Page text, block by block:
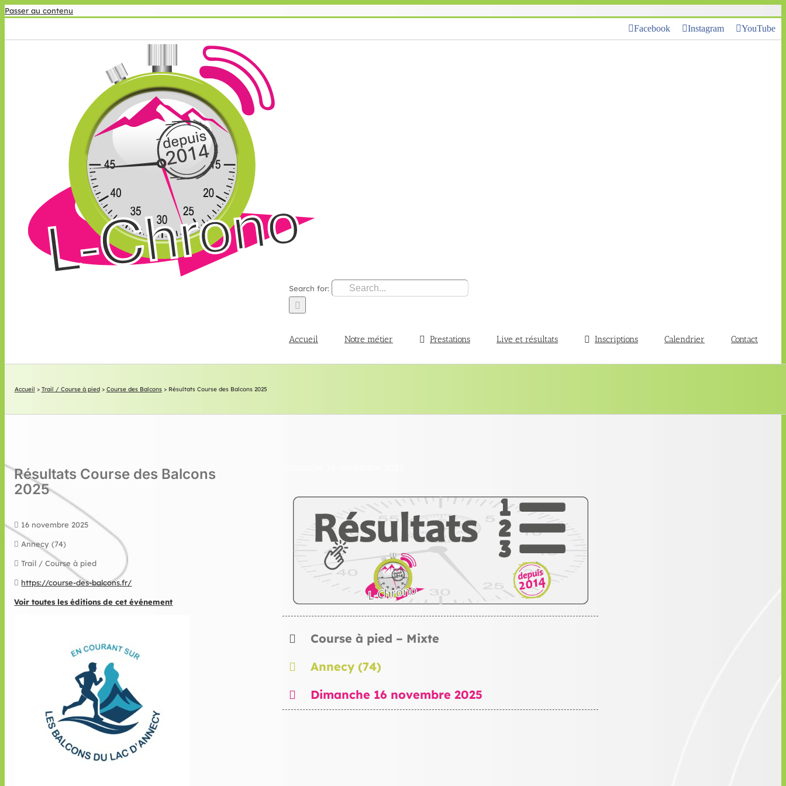
Passer au contenu
Facebook Instagram YouTube
Search for:
Accueil Notre métier Prestations Live et résultats Inscriptions Calendrier Contact
Accueil > Trail / Course à pied> Course des Balcons> Résultats Course des Balcons 2025
Résultats Course des Balcons
2025
16 novembre 2025
Annecy (74)
Trail / Course à pied
https://course-des-balcons.fr/
Voir toutes les éditions de cet événement
Course à pied – Mixte
Annecy (74)
Dimanche 16 novembre 2025